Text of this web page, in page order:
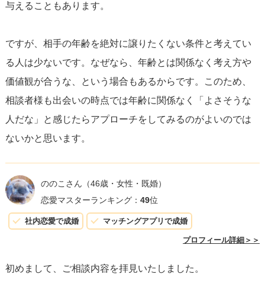
待でき、良い関係を築くきっかけにもなります。
結局のところ、35歳の女性がどの年齢層を恋愛対象にする
かは、その人の個性や求める関係によって大きく異なるの
で、マッチングアプリなどを利用する際は、年齢にこだわ
るよりも、一人一人の人との関係を大切にし、相手がどん
な人かを知る努力をすることが重要 です。
与えることもあります。
ですが、相手の年齢を絶対に譲りたくない条件と考えてい
る人は少ないです。なぜなら、年齢とは関係なく考え方や
価値観が合うな、という場合もあるからです。このため、
相談者様も出会いの時点では年齢に関係なく「よさそうな
人だな」と感じたらアプローチをしてみるのがよいのでは
ないかと思います。
ののこさん （46歳・女性・既婚）
恋愛マスターランキング： 49位
社内恋愛で成婚 マッチングアプリで成婚
プロフィール詳細＞＞
初めまして、ご相談内容を拝見いたしました。